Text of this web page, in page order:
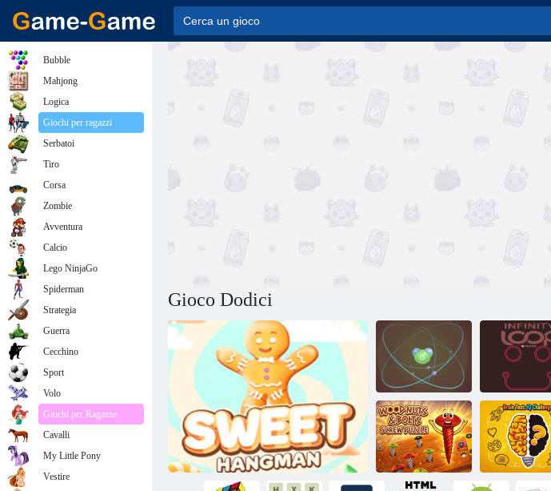
Gioco Dodici
Atomas online
Infinity Loop
online
Bubble
Mahjong
Logica
Giochi per ragazzi
Serbatoi
Tiro
Corsa
Zombie
Avventura
Calcio
Lego NinjaGo
Spiderman
Strategia
Guerra
Cecchino
Sport
Volo
Giochi per Ragazze
Cavalli
My Little Pony
Vestire